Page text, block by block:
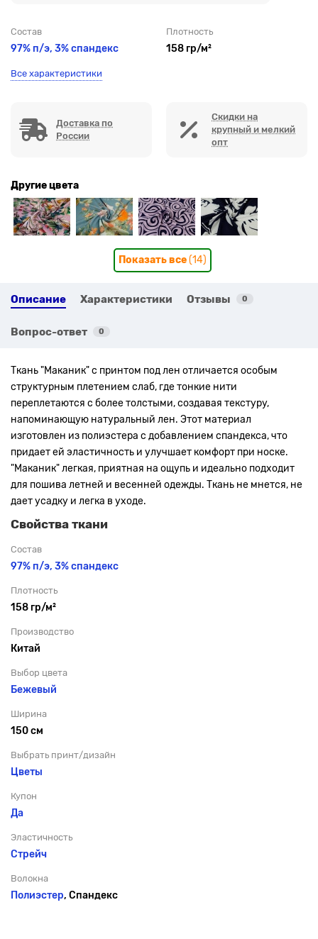
Состав
97% п/э, 3% спандекс
Плотность
158 гр/м²
Все характеристики
Доставка по
России
Скидки на
крупный и мелкий
опт
Другие цвета
Показать все(14)
Описание Характеристики Отзывы 0
Вопрос-ответ 0
Ткань "Маканик" с принтом под лен отличается особым
структурным плетением слаб, где тонкие нити
переплетаются с более толстыми, создавая текстуру,
напоминающую натуральный лен. Этот материал
изготовлен из полиэстера с добавлением спандекса, что
придает ей эластичность и улучшает комфорт при носке.
"Маканик" легкая, приятная на ощупь и идеально подходит
для пошива летней и весенней одежды. Ткань не мнется, не
дает усадку и легка в уходе.
Свойства ткани
Состав
97% п/э, 3% спандекс
Плотность
158 гр/м²
Производство
Китай
Выбор цвета
Бежевый
Ширина
150 см
Выбрать принт/дизайн
Цветы
Купон
Да
Эластичность
Стрейч
Волокна
Полиэстер, Спандекс